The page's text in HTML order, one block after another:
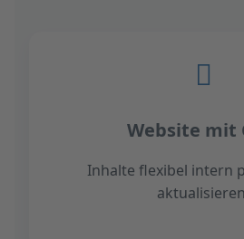
Website mit
Inhalte flexibel intern